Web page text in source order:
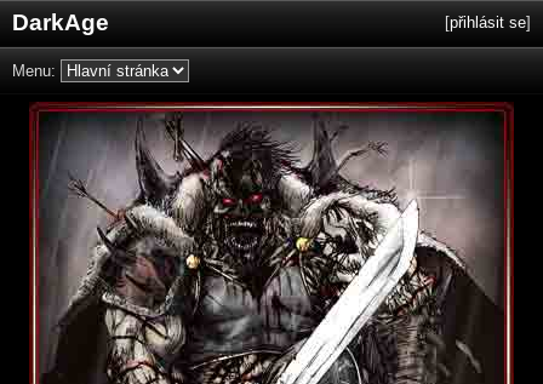
DarkAge [přihlásit se]
Menu: